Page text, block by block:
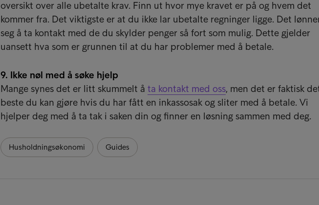
oversikt over alle ubetalte krav. Finn ut hvor mye kravet er på og hvem det
kommer fra. Det viktigste er at du ikke lar ubetalte regninger ligge. Det
seg å ta kontakt med de du skylder penger så fort som mulig. Dette gjelder
uansett hva som er grunnen til at du har problemer med å betale.
9. Ikke nøl med å søke hjelp
Mange synes det er litt skummelt å ta kontakt med oss, men det er faktisk
beste du kan gjøre hvis du har fått en inkassosak og sliter med å betale. Vi
hjelper deg med å ta tak i saken din og finner en løsning sammen med deg.
Husholdningsøkonomi Guides